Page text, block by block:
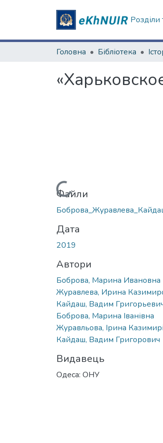
Розділи
Головна Бібліотека
Вантажиться...
Файли
Дата
2019
Автори
Боброва, Марина Ивановна
Журавлева, Ирина
Кайдаш, Вадим
Боброва, Марина Іванівна
Журавльова, Ірина
Кайдаш, Вадим Григорович
Видавець
Одеса: ОНУ